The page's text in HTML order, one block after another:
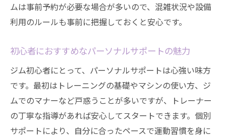
ムは事前予約が必要な場合が多いので、混雑状況や設備
利用のルールも事前に把握しておくと安心です。
初心者におすすめなパーソナルサポートの魅力
ジム初心者にとって、パーソナルサポートは心強い味方
です。最初はトレーニングの基礎やマシンの使い方、ジ
ムでのマナーなど戸惑うことが多いですが、トレーナー
の丁寧な指導があれば安心してスタートできます。個別
サポートにより、自分に合ったペースで運動習慣を身に